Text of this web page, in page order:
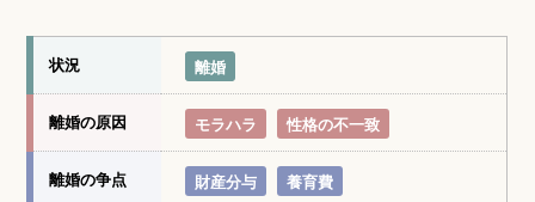
状況 離婚
離婚の原因 モラハラ 性格の不一致
離婚の争点 財産分与 養育費